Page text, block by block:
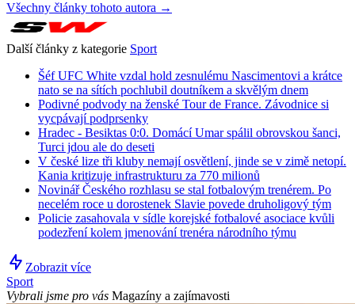
Všechny články tohoto autora →
Další články z kategorie Sport
Šéf UFC White vzdal hold zesnulému Nascimentovi a krátce
nato se na sítích pochlubil doutníkem a skvělým dnem
Podivné podvody na ženské Tour de France. Závodnice si
vycpávají podprsenky
Hradec - Besiktas 0:0. Domácí Umar spálil obrovskou šanci,
Turci jdou ale do deseti
V české lize tři kluby nemají osvětlení, jinde se v zimě netopí.
Kania kritizuje infrastrukturu za 770 milionů
Novinář Českého rozhlasu se stal fotbalovým trenérem. Po
necelém roce u dorostenek Slavie povede druholigový tým
Policie zasahovala v sídle korejské fotbalové asociace kvůli
podezření kolem jmenování trenéra národního týmu
Zobrazit více
Sport
Vybrali jsme pro vás Magazíny a zajímavosti